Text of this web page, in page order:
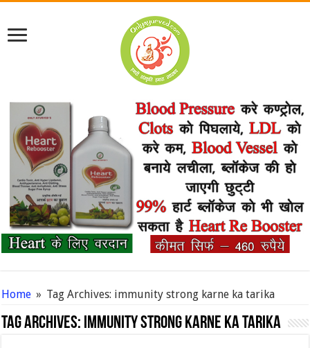
Home » Tag Archives: immunity strong karne ka tarika
Tag Archives: immunity strong karne ka tarika